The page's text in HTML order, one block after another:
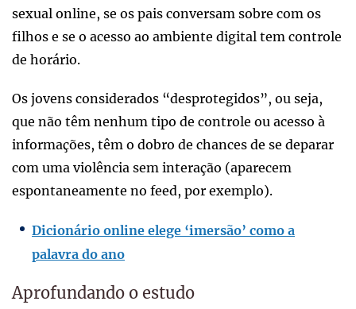
sexual online, se os pais conversam sobre com os
filhos e se o acesso ao ambiente digital tem controle
de horário.
Os jovens considerados “desprotegidos”, ou seja,
que não têm nenhum tipo de controle ou acesso à
informações, têm o dobro de chances de se deparar
com uma violência sem interação (aparecem
espontaneamente no feed, por exemplo).
Dicionário online elege ‘imersão’ como a
palavra do ano
Aprofundando o estudo